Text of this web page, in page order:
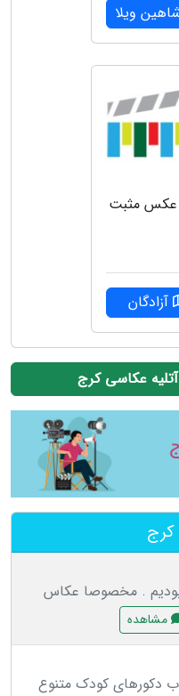
ویلا
عکس مثبت
آزادگان
عکاسی کرج
کرج
بودیم . مخصوصا عکاس
مشاهده
دکورهای کودک متنوع